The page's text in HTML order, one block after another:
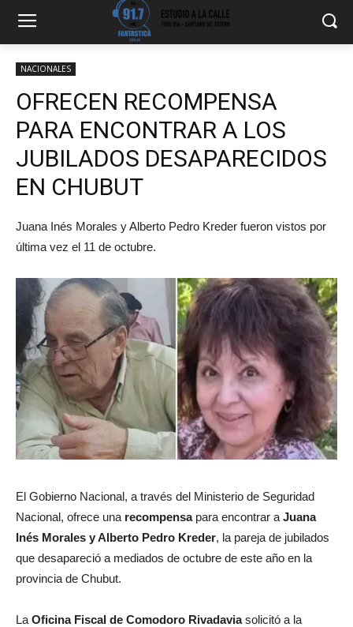
NACIONALES
OFRECEN RECOMPENSA
PARA ENCONTRAR A LOS
JUBILADOS DESAPARECIDOS
EN CHUBUT
Juana Inés Morales y Alberto Pedro Kreder fueron vistos por
última vez el 11 de octubre.
El Gobierno Nacional, a través del Ministerio de Seguridad
Nacional, ofrece una recompensapara encontrar a Juana
Inés Morales y Alberto Pedro Kreder, la pareja de jubilados
que desapareció a mediados de octubre de este año en la
provincia de Chubut.
La Oficina Fiscal de Comodoro Rivadaviasolicitó a la